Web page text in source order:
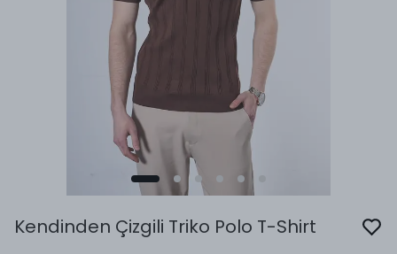
Kendinden Çizgili Triko Polo T-Shirt